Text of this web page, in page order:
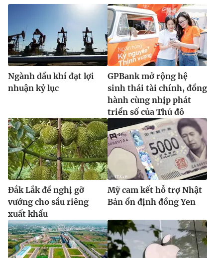
® Cấm sao chép dưới mọi hình thức nếu không có sự chấp
thuận bằng văn bản. Ghi rõ nguồn VTV.vn khi phát hành lại
thông tin từ website này.
Ngành dầu khí đạt lợi
nhuận kỷ lục
GPBank mở rộng hệ
sinh thái tài chính, đồng
hành cùng nhịp phát
triển số của Thủ đô
Đắk Lắk đề nghị gỡ
vướng cho sầu riêng
xuất khẩu
Mỹ cam kết hỗ trợ Nhật
Bản ổn định đồng Yen